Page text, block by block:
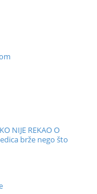
NIJE REKAO O
brže nego što